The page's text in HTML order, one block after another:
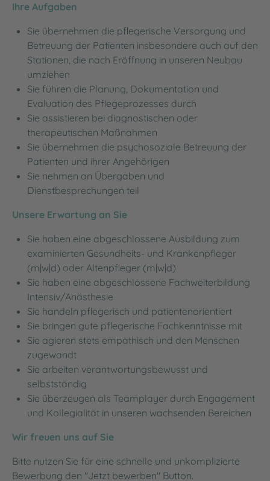
Ihre Aufgaben
Sie übernehmen die pflegerische Versorgung und
Betreuung der Patienten insbesondere auch auf den
Stationen, die nach Eröffnung in unseren Neubau
umziehen
Sie führen die Planung, Dokumentation und
Evaluation des Pflegeprozesses durch
Sie assistieren bei diagnostischen oder
therapeutischen Maßnahmen
Sie übernehmen die psychosoziale Betreuung der
Patienten und ihrer Angehörigen
Sie nehmen an Übergaben und
Dienstbesprechungen teil
Unsere Erwartung an Sie
Sie haben eine abgeschlossene Ausbildung zum
examinierten Gesundheits- und Krankenpfleger
(m|w|d) oder Altenpfleger (m|w|d)
Sie haben eine abgeschlossene Fachweiterbildung
Intensiv/Anästhesie
Sie handeln pflegerisch und patientenorientiert
Sie bringen gute pflegerische Fachkenntnisse mit
Sie agieren stets empathisch und den Menschen
zugewandt
Sie arbeiten verantwortungsbewusst und
selbstständig
Sie überzeugen als Teamplayer durch Engagement
und Kollegialität in unseren wachsenden Bereichen
Wir freuen uns auf Sie
Bitte nutzen Sie für eine schnelle und unkomplizierte
Bewerbung den "Jetzt bewerben" Button.